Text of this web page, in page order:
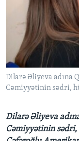
BIZI IZLƏYIN
Dillər
Dilarə Əliyeva adına
Cəmiyyətinin sədri,
Dilarə Əliyeva
Cəmiyyətinin